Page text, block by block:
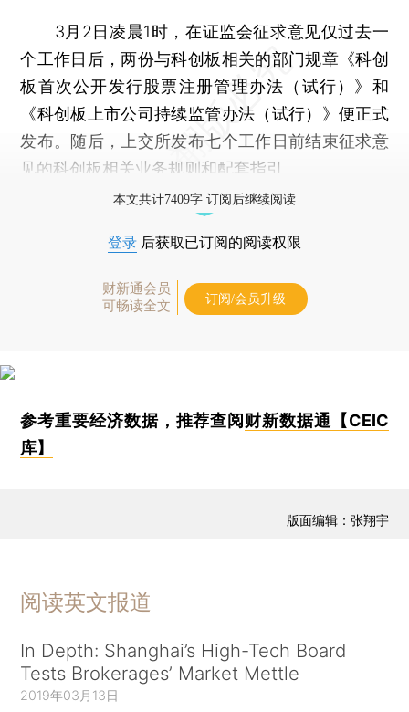
3月2日凌晨1时，在证监会征求意见仅过去一
个工作日后，两份与科创板相关的部门规章《科创
板首次公开发行股票注册管理办法（试行）》和
《科创板上市公司持续监管办法（试行）》便正式
发布。随后，上交所发布七个工作日前结束征求意
见的科创板相关业务规则和配套指引。
本文共计7409字 订阅后继续阅读
登录 后获取已订阅的阅读权限
财新通会员
可畅读全文
订阅/会员升级
参考重要经济数据，推荐查阅 财新数据通【CEIC
库】
版面编辑：张翔宇
阅读英文报道
In Depth: Shanghai’s High-Tech Board
Tests Brokerages’ Market Mettle
2019年03月13日